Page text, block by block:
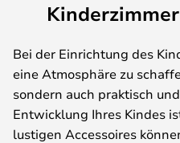
Bei der Einrichtung des
eine Atmosphäre zu
sondern auch praktisch
Entwicklung Ihres Kindes
lustigen Accessoires